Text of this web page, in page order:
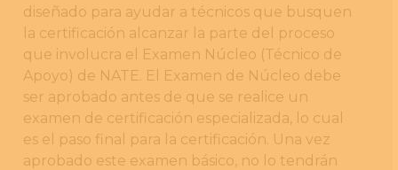
diseñado para ayudar a técnicos que busquen
la certificación alcanzar la parte del proceso
que involucra el Examen Núcleo (Técnico de
Apoyo) de NATE. El Examen de Núcleo debe
ser aprobado antes de que se realice un
examen de certificación especializada, lo cual
es el paso final para la certificación. Una vez
aprobado este examen básico, no lo tendrán